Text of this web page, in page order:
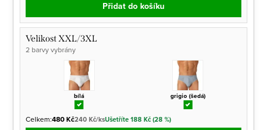
Přidat do košíku
Velikost XXL/3XL
2 barvy vybrány
bílá grigio (šedá)
Celkem:480 Kč240 Kč/ksUšetříte 188 Kč (28 %)